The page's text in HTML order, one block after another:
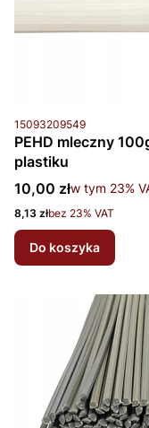
Kod produktu
15093209549
PEHD mleczny
plastiku
Cena brutto
10,00 złw tym %s
w tym 23%
Cena netto
8,13 złbez 23% VAT
Do koszyka